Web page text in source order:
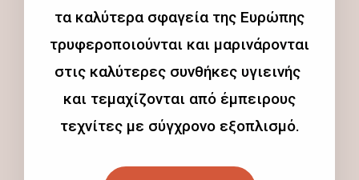
τα καλύτερα σφαγεία της Ευρώπης
τρυφεροποιούνται και μαρινάρονται
στις καλύτερες συνθήκες υγιεινής
και τεμαχίζονται από έμπειρους
τεχνίτες με σύγχρονο εξοπλισμό.